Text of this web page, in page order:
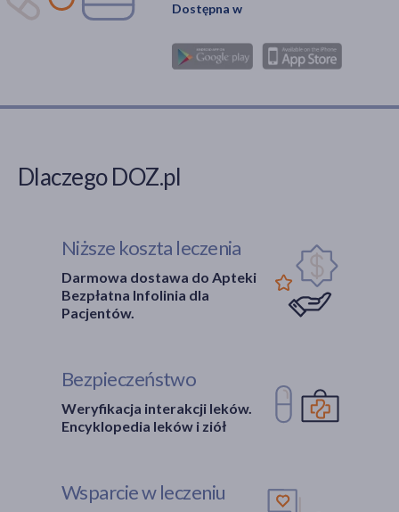
Dostępna w
Dlaczego DOZ.pl
Niższe koszta leczenia
Darmowa dostawa do Apteki
Bezpłatna Infolinia dla
Pacjentów.
Bezpieczeństwo
Weryfikacja interakcji leków.
Encyklopedia leków i ziół
Wsparcie w leczeniu